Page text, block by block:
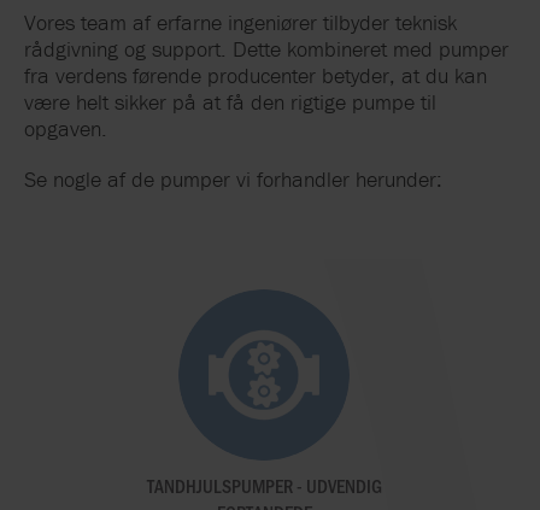
Vores team af erfarne ingeniører tilbyder teknisk
rådgivning og support. Dette kombineret med pumper
fra verdens førende producenter betyder, at du kan
være helt sikker på at få den rigtige pumpe til
opgaven.
Se nogle af de pumper vi forhandler herunder:
TANDHJULSPUMPER - UDVENDIG